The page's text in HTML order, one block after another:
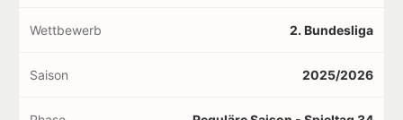
Wettbewerb 2. Bundesliga
Saison 2025/2026